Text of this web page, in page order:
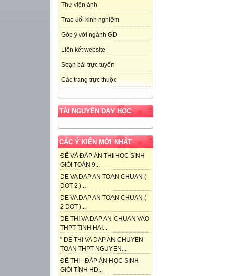
Thư viện ảnh
Trao đổi kinh nghiệm
Góp ý với ngành GD
Liên kết website
Soạn bài trực tuyến
Các trang trực thuộc
TÀI NGUYÊN DẠY HỌC
CÁC Ý KIẾN MỚI NHẤT
ĐỀ VÀ ĐÁP ÁN THI HỌC SINH
GIỎI TOÁN 9...
DE VA DAP AN TOAN CHUAN (
DOT 2 )...
DE VA DAP AN TOAN CHUAN (
2 DOT )...
DE THI VA DAP AN CHUAN VAO
THPT TINH HAI...
" DE THI VA DAP AN CHUYEN
TOAN THPT NGUYEN...
ĐỀ THI - ĐÁP ÁN HỌC SINH
GIỎI TỈNH HD...